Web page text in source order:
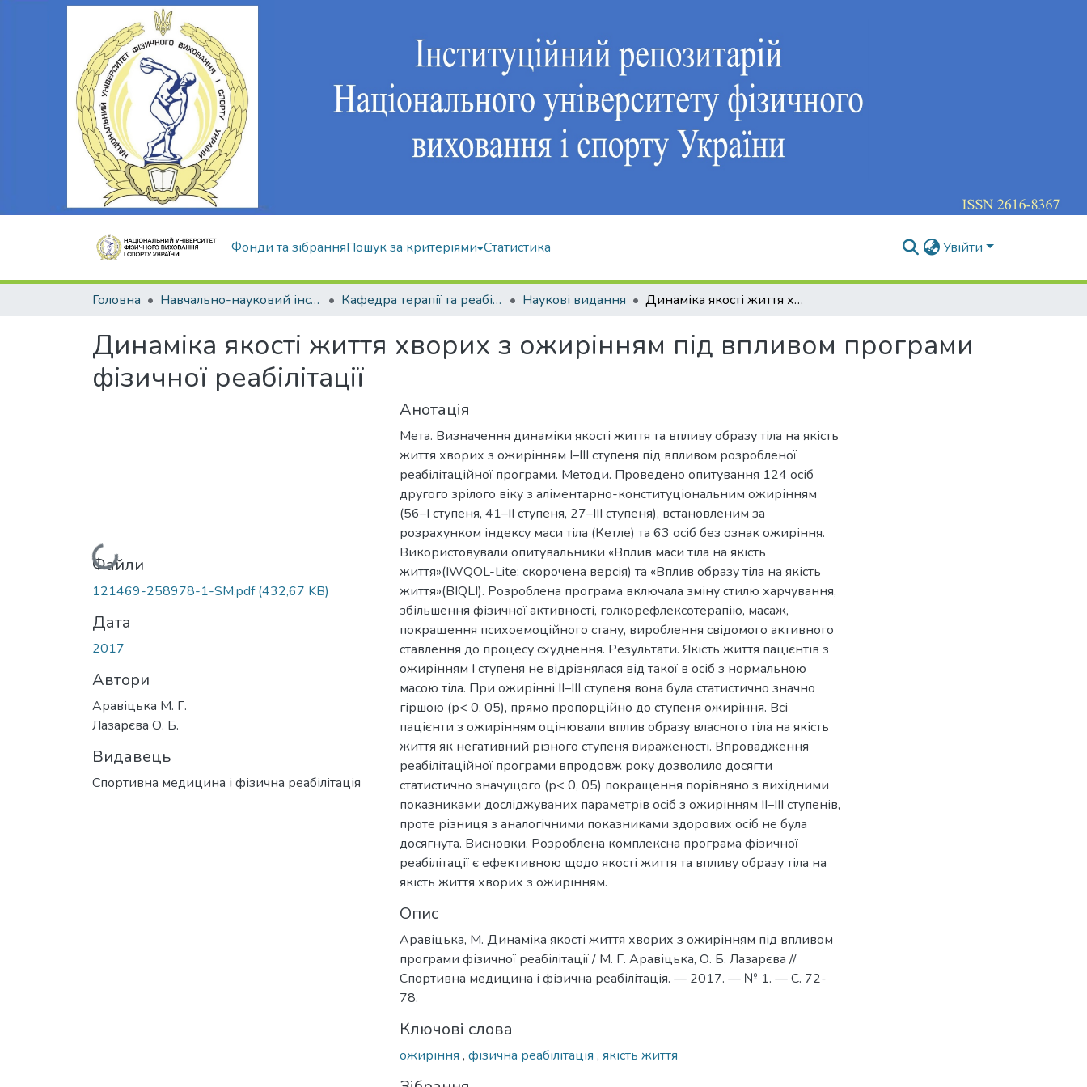
Фонди та зібранняПошук за критеріями Статистика Увійти
Головна Навчально-науковий інститут здоров'я, реабілітації та фізичного виховання Кафедра терапії та реабілітації Наукові видання Динаміка якості життя хворих з ожирінням під впливом програми фізичної реабілітації
Динаміка якості життя хворих з ожирінням під впливом програми
фізичної реабілітації
Вантажиться...
Файли
121469-258978-1-SM.pdf(432,67 KB)
Дата
2017
Автори
Аравіцька М. Г.
Лазарєва О. Б.
Видавець
Спортивна медицина і фізична реабілітація
Анотація
Мета. Визначення динаміки якості життя та впливу образу тіла на якість
життя хворих з ожирінням І–ІІІ ступеня під впливом розробленої
реабілітаційної програми. Методи. Проведено опитування 124 осіб
другого зрілого віку з аліментарно-конституціональним ожирінням
(56–І ступеня, 41–ІІ ступеня, 27–ІІІ ступеня), встановленим за
розрахунком індексу маси тіла (Кетле) та 63 осіб без ознак ожиріння.
Використовували опитувальники «Вплив маси тіла на якість
життя»(IWQOL-Lite; скорочена версія) та «Вплив образу тіла на якість
життя»(BIQLI). Розроблена програма включала зміну стилю харчування,
збільшення фізичної активності, голкорефлексотерапію, масаж,
покращення психоемоційного стану, вироблення свідомого активного
ставлення до процесу схуднення. Результати. Якість життя пацієнтів з
ожирінням І ступеня не відрізнялася від такої в осіб з нормальною
масою тіла. При ожирінні ІІ–ІІІ ступеня вона була статистично значно
гіршою (р< 0, 05), прямо пропорційно до ступеня ожиріння. Всі
пацієнти з ожирінням оцінювали вплив образу власного тіла на якість
життя як негативний різного ступеня вираженості. Впровадження
реабілітаційної програми впродовж року дозволило досягти
статистично значущого (р< 0, 05) покращення порівняно з вихідними
показниками досліджуваних параметрів осіб з ожирінням ІІ–ІІІ ступенів,
проте різниця з аналогічними показниками здорових осіб не була
досягнута. Висновки. Розроблена комплексна програма фізичної
реабілітації є ефективною щодо якості життя та впливу образу тіла на
якість життя хворих з ожирінням.
Опис
Аравіцька, М. Динаміка якості життя хворих з ожирінням під впливом
програми фізичної реабілітації / М. Г. Аравіцька, О. Б. Лазарєва //
Спортивна медицина і фізична реабілітація. — 2017. — № 1. — С. 72-
78.
Ключові слова
ожиріння , фізична реабілітація , якість життя